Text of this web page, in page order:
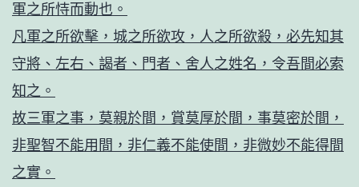
軍之所恃而動也。
凡軍之所欲擊，城之所欲攻，人之所欲殺，必先知其
守將、左右、謁者、門者、舍人之姓名，令吾間必索
知之。
故三軍之事，莫親於間，賞莫厚於間，事莫密於間，
非聖智不能用間，非仁義不能使間，非微妙不能得間
之實。